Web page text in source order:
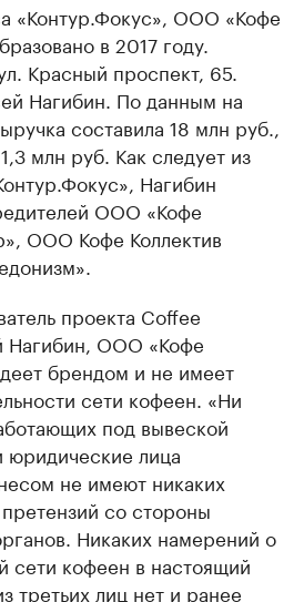
«Контур.Фокус», ООО «Кофе
в 2017 году.
Красный проспект, 65.
Нагибин. По данным на
составила 18 млн руб.,
млн руб. Как следует из
Нагибин
ООО «Кофе
ООО Кофе Коллектив
проекта Coffee
Нагибин, ООО «Кофе
брендом и не имеет
сети кофеен. «Ни
под вывеской
лица
не имеют никаких
со стороны
Никаких намерений о
сети кофеен в настоящий
третьих лиц нет и ранее